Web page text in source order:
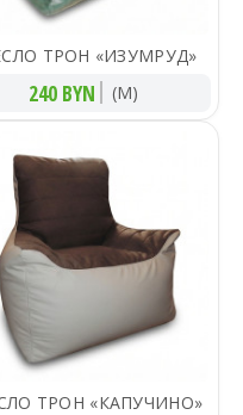
ТРОН «ИЗУМРУД»
240 BYN (M)
ТРОН «КАПУЧИНО»